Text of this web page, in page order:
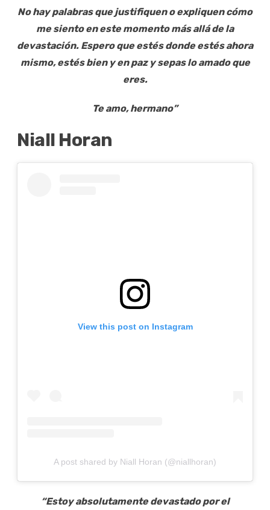
No hay palabras que justifiquen o expliquen cómo
me siento en este momento más allá de la
devastación. Espero que estés donde estés ahora
mismo, estés bien y en paz y sepas lo amado que
eres.
Te amo, hermano”
Niall Horan
View this post on Instagram
A post shared by Niall Horan (@niallhoran)
“Estoy absolutamente devastado por el